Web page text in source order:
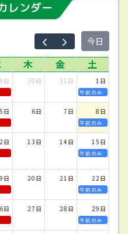
レンダー
今日
木 金 土
日 30日 31日 1日
午前のみ
5日 6日 7日 8日
午前のみ
日 13日 14日 15日
午前のみ
日 20日 21日 22日
午前のみ
日 27日 28日 29日
午前のみ